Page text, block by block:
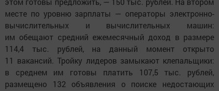
месте по уровню зарплаты — операторы электронно-
вычислительных и вычислительных машин:
им обещают средний ежемесячный доход в размере
114,4 тыс. рублей, на данный момент открыто
11 вакансий. Тройку лидеров замыкают клепальщики:
в среднем им готовы платить 107,5 тыс. рублей,
размещено 132 объявления о поиске недостающих